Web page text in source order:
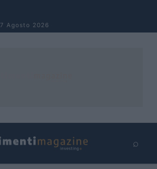
7 Agosto 2026
⌕